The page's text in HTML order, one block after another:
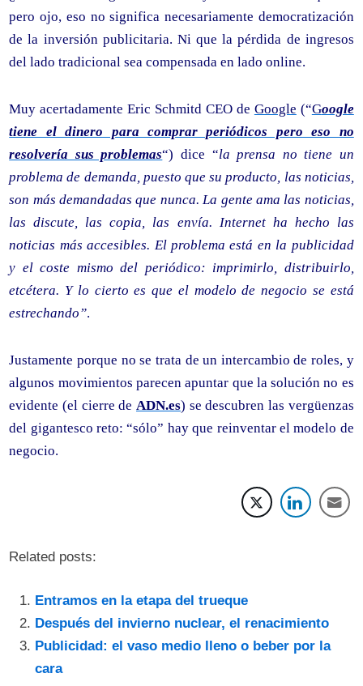
pero ojo, eso no significa necesariamente democratización
de la inversión publicitaria. Ni que la pérdida de ingresos
del lado tradicional sea compensada en lado online.
Muy acertadamente Eric Schmitd CEO de Google (“Google
tiene el dinero para comprar periódicos pero eso no
resolvería sus problemas“) dice “la prensa no tiene un
problema de demanda, puesto que su producto, las noticias,
son más demandadas que nunca. La gente ama las noticias,
las discute, las copia, las envía. Internet ha hecho las
noticias más accesibles. El problema está en la publicidad
y el coste mismo del periódico: imprimirlo, distribuirlo,
etcétera. Y lo cierto es que el modelo de negocio se está
estrechando”.
Justamente porque no se trata de un intercambio de roles, y
algunos movimientos parecen apuntar que la solución no es
evidente (el cierre de ADN.es) se descubren las vergüenzas
del gigantesco reto: “sólo” hay que reinventar el modelo de
negocio.
Related posts:
Entramos en la etapa del trueque
Después del invierno nuclear, el renacimiento
Publicidad: el vaso medio lleno o beber por la
cara